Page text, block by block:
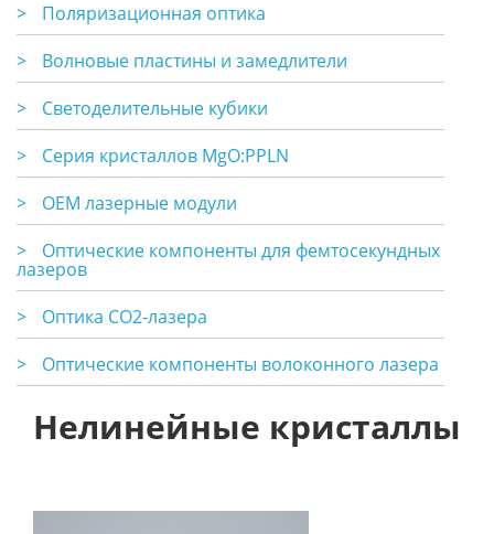
>
Поляризационная оптика
>
Волновые пластины и замедлители
>
Светоделительные кубики
>
Серия кристаллов MgO:PPLN
>
OEM лазерные модули
>
Оптические компоненты для фемтосекундных
лазеров
>
Оптика CO2-лазера
>
Оптические компоненты волоконного лазера
Нелинейные кристаллы